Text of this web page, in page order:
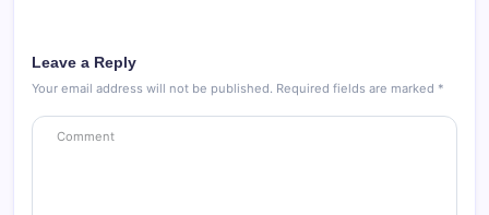
Leave a Reply
Your email address will not be published. Required fields are marked *